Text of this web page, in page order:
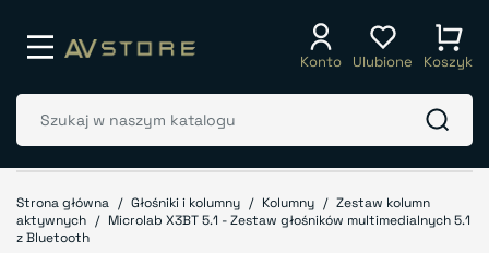
Konto Ulubione Koszyk
Strona główna Głośniki i kolumny Kolumny
Zestaw kolumn
aktywnych
Microlab X3BT 5.1 - Zestaw głośników multimedialnych 5.1
z Bluetooth